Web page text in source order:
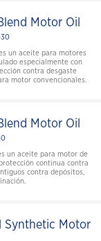
Motor Oil
un aceite para motores
especialmente con
contra desgaste
motor convencionales.
Motor Oil
un aceite para motor de
continua contra
contra depósitos,
Synthetic Motor